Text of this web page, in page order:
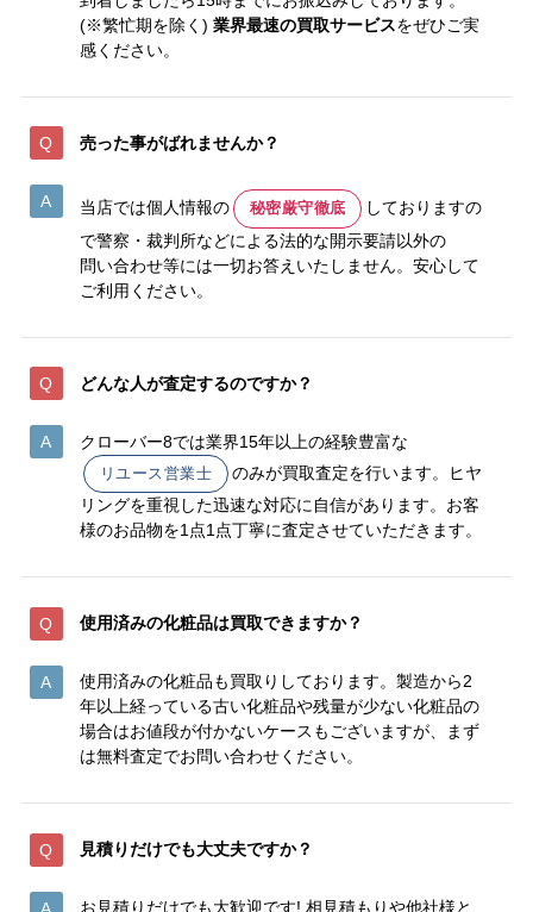
(※繁忙期を除く) 業界最速の買取サービスをぜひご実
感ください。
売った事がばれませんか？
当店では個人情報の 秘密厳守徹底
しておりますの
で警察・裁判所などによる法的な開示要請以外の
問い合わせ等には一切お答えいたしません。安心して
ご利用ください。
どんな人が査定するのですか？
クローバー8では業界15年以上の経験豊富な
リユース営業士
のみが買取査定を行います。ヒヤ
リングを重視した迅速な対応に自信があります。お客
様のお品物を1点1点丁寧に査定させていただきます。
使用済みの化粧品は買取できますか？
使用済みの化粧品も買取りしております。製造から2
年以上経っている古い化粧品や残量が少ない化粧品の
場合はお値段が付かないケースもございますが、まず
は無料査定でお問い合わせください。
見積りだけでも大丈夫ですか？
お見積りだけでも大歓迎です! 相見積もりや他社様と